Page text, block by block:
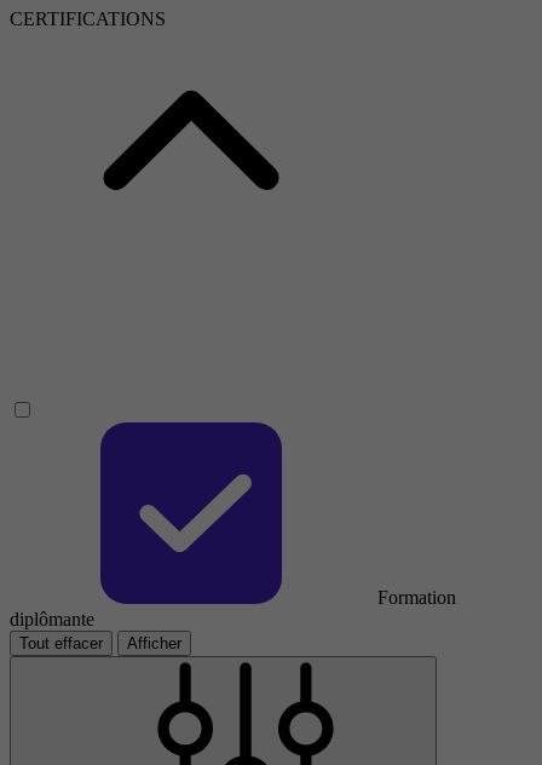
CERTIFICATIONS
Formation
diplômante
Tout effacer Afficher